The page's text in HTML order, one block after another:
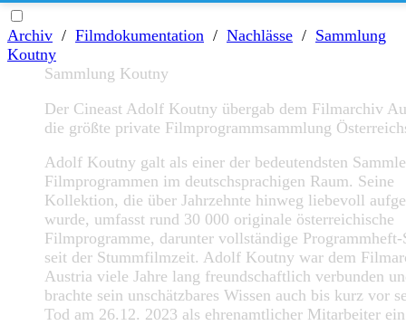
Archiv / Filmdokumentation / Nachlässe / Sammlung
Koutny
Sammlung Koutny
Der Cineast Adolf Koutny übergab dem Filmarchiv
die größte private Filmprogrammsammlung
Adolf Koutny galt als einer der bedeutendsten
Filmprogrammen im deutschsprachigen Raum. Seine
Kollektion, die über Jahrzehnte hinweg liebevoll
wurde, umfasst rund 30 000 originale österreichische
Filmprogramme, darunter vollständige Programmheft-
seit der Stummfilmzeit. Adolf Koutny war dem
Austria viele Jahre lang freundschaftlich verbunden
brachte sein unschätzbares Wissen auch bis kurz vor
Tod am 26.12. 2023 als ehrenamtlicher Mitarbeiter